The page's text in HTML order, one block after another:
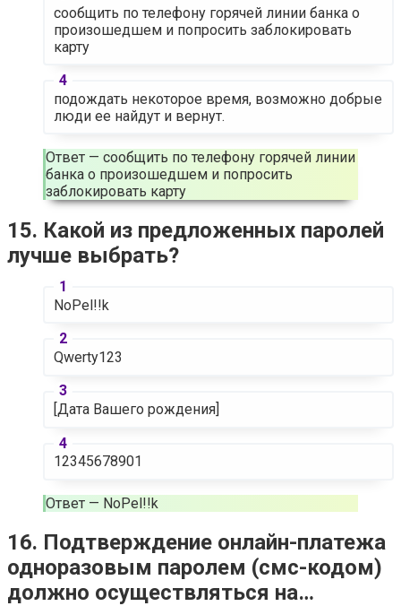
сообщить по телефону горячей линии банка о
произошедшем и попросить заблокировать
карту
подождать некоторое время, возможно добрые
люди ее найдут и вернут.
Ответ — сообщить по телефону горячей линии
банка о произошедшем и попросить
заблокировать карту
15. Какой из предложенных паролей
лучше выбрать?
NoPel!!k
Qwerty123
[Дата Вашего рождения]
12345678901
Ответ — NoPel!!k
16. Подтверждение онлайн-платежа
одноразовым паролем (смс-кодом)
должно осуществляться на…